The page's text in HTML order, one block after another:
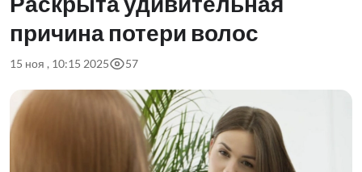
причина потери волос
15 ноя , 10:15 2025 57